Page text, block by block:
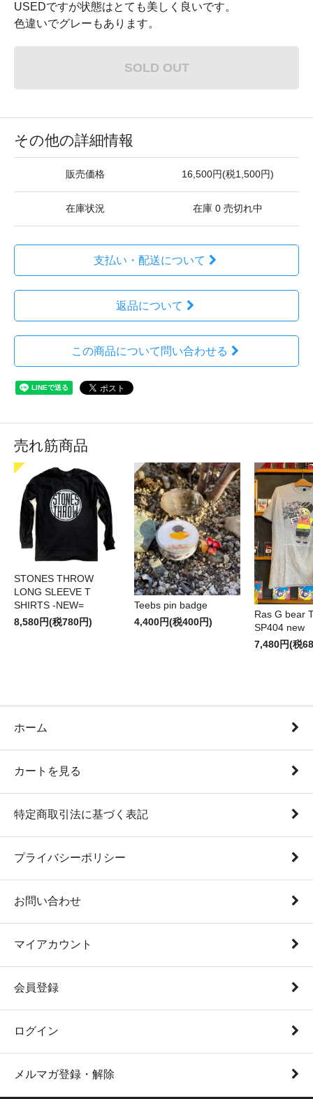
USEDですが状態はとても美しく良いです。
色違いでグレーもあります。
SOLD OUT
その他の詳細情報
販売価格 16,500円(税1,500円)
在庫状況 在庫 0 売切れ中
支払い・配送について
返品について
この商品について問い合わせる
売れ筋商品
STONES THROW
LONG SLEEVE T
SHIRTS -NEW=
8,580円(税780円)
Teebs pin badge
4,400円(税400円)
Ras G bear
SP404 new
7,480円(税
ホーム
カートを見る
特定商取引法に基づく表記
プライバシーポリシー
お問い合わせ
マイアカウント
会員登録
ログイン
メルマガ登録・解除